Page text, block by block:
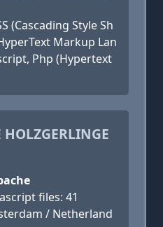
(Cascading Style Sh
Markup Lan
Php (Hypertext
HOLZGERLINGE
files: 41
/ Netherland